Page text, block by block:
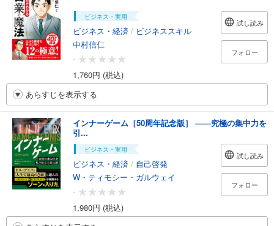
ビジネス・実用
ビジネス・経済 / ビジネススキル
中村信仁
-
1,760円 (税込)
試し読み
フォロー
あらすじを表示する
インナーゲーム［50周年記念版］ ――究極の集中力を
引...
ビジネス・実用
ビジネス・経済 / 自己啓発
W・ティモシー・ガルウェイ
-
1,980円 (税込)
試し読み
フォロー